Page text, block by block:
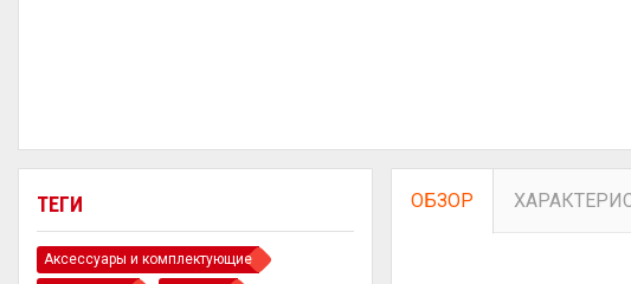
ТЕГИ
Аксессуары и комплектующие
ОБЗОР